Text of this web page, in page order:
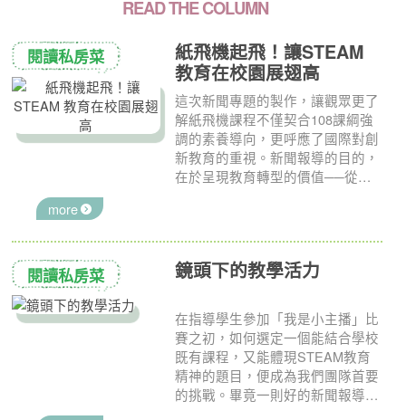
紙飛機起飛！讓STEAM
教育在校園展翅高
閱讀私房菜
這次新聞專題的製作，讓觀眾更了
解紙飛機課程不僅契合108課綱強
調的素養導向，更呼應了國際對創
新教育的重視。新聞報導的目的，
在於呈現教育轉型的價值──從追
導，我們希望讓更多人理解，生活
實踐場域，也期盼大家共同推動這
項理念，培育更多引領未來的
STEAM人才。
more
鏡頭下的教學活力
閱讀私房菜
在指導學生參加「我是小主播」比
賽之初，如何選定一個能結合學校
既有課程，又能體現STEAM教育
精神的題目，便成為我們團隊首要
的挑戰。畢竟一則好的新聞報導，